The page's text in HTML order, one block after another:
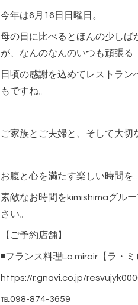
今年は6月16日日曜日。
母の日に比べるとほんの少しば
が、なんのなんのいつも頑張る
日頃の感謝を込めてレストラ
もですね。
ご家族とご夫婦と、そして大切
お腹と心を満たす楽しい時間を…
素敵なお時間をkimishimaグル
さい。
【ご予約店舗】
◾️フランス料理La.miroir【ラ・
https://r.gnavi.co.jp/
℡098-874-3659